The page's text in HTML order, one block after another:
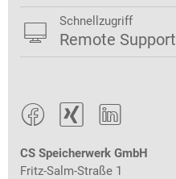
  
CS Speicherwerk GmbH
Fritz-Salm-Straße 1
 Schnellzugriff
Remote Support